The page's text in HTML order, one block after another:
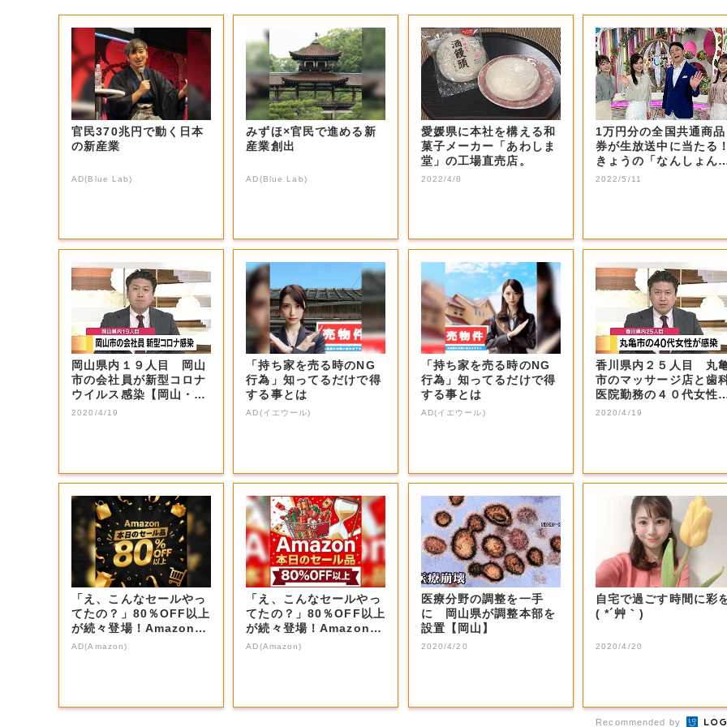
官民370兆円で動く日本
の新産業
AD(Blue Lab)
みずほ×官民で進める新
産業創出
AD(Blue Lab)
愛媛県に本社を構える和
菓子メーカー「あわしま
堂」の工場直売店。
2022/4/8
1万円分の全国共通商品
券が生放送中に当たる
きょうの「なんしょん
生電話クイズ」...
2022/5/11
岡山県内１９人目 岡山
市の会社員が新型コロナ
ウイルス感染【岡山・岡
山市】
2020/4/19
「持ち家を売る時のNG
行為」知ってるだけで得
する事とは
AD(イエウール)
「持ち家を売る時のNG
行為」知ってるだけで得
する事とは
AD(イエウール)
香川県内２５人目 丸
市のマッサージ店と歯
医院勤務の４０代女性
新型コロナ感染...
2020/4/19
「え、こんなセールやっ
てたの？」80％OFF以上
が続々登場！Amazonの
本気が...
AD(Amazon)
「え、こんなセールやっ
てたの？」80％OFF以上
が続々登場！Amazonの
本気が...
AD(Amazon)
医療分野の調整を一手
に 岡山県が調整本部を
設置【岡山】
2020/4/20
自宅で過ごす時間に彩
( *´艸｀)
2020/4/20
Recommended by